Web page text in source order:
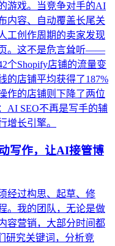
游戏。当竞争对手的AI
内容、自动覆盖长尾关
工创作周期的卖家发现
。这不是危言耸听——
个Shopify店铺的流量变
的店铺平均获得了187%
作的店铺则下降了两位
AI SEO不再是写手的辅
增长引擎。
写作，让AI接管博
经过构思、起草、修
。我的团队，无论是做
容营销，大部分时间都
研究关键词，分析竞